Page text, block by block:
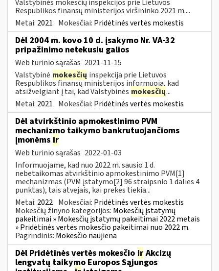
Valstybinės mokesčių inspekcijos prie Lietuvos
Respublikos finansų ministerijos viršininko 2021 m....
Metai: 2021 Mokesčiai: Pridėtinės vertės mokestis
Dėl 2004 m. kovo 10 d. įsakymo Nr. VA-32
pripažinimo netekusiu galios
Web turinio sąrašas 2021-11-15
Valstybinė mokesčių inspekcija prie Lietuvos
Respublikos finansų ministerijos informuoja, kad
atsižvelgiant į tai, kad Valstybinės mokesčių...
Metai: 2021 Mokesčiai: Pridėtinės vertės mokestis
Dėl atvirkštinio apmokestinimo PVM
mechanizmo taikymo bankrutuojančioms
įmonėms ir
Web turinio sąrašas 2022-01-03
Informuojame, kad nuo 2022 m. sausio 1 d.
nebetaikomas atvirkštinio apmokestinimo PVM[1]
mechanizmas (PVM įstatymo[2] 96 straipsnio 1 dalies 4
punktas), tais atvejais, kai prekes tiekia...
Metai: 2022 Mokesčiai: Pridėtinės vertės mokestis
Mokesčių žinyno kategorijos: Mokesčių įstatymų
pakeitimai » Mokesčių įstatymų pakeitimai 2022 metais
» Pridėtinės vertės mokesčio pakeitimai nuo 2022 m.
Pagrindinis: Mokesčio naujiena
Dėl Pridėtinės vertės mokesčio ir Akcizų
lengvatų taikymo Europos Sąjungos